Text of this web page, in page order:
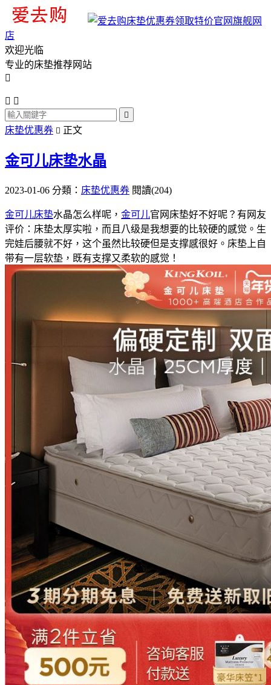
旗舰网
店
欢迎光临
专业的床垫推荐网站

 

床垫优惠券  正文
金可儿床垫水晶
2023-01-06 分類： 床垫优惠券 閱讀(204)
金可儿床垫水晶怎么样呢， 金可儿官网床垫好不好呢？有网友
评价：床垫太厚实啦，而且八级是我想要的比较硬的感觉。生
完娃后腰就不好，这个虽然比较硬但是支撑感很好。床垫上自
带有一层软垫，既有支撑又柔软的感觉！